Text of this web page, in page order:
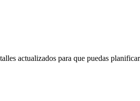
actualizados para que puedas planificar